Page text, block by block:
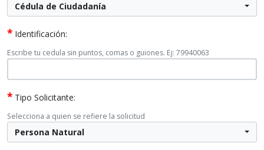
Cédula de Ciudadanía
* Identificación:
Escribe tu cedula sin puntos, comas o guiones. Ej: 79940063
* Tipo Solicitante:
Selecciona a quien se refiere la solicitud
Persona Natural